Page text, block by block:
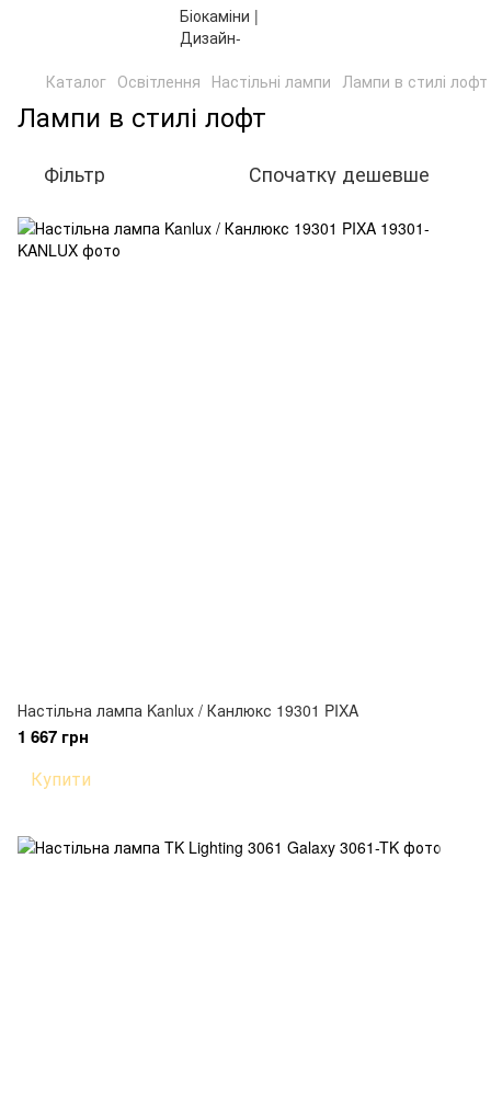
Каталог Освітлення Настільні лампи Лампи в стилі лофт
Лампи в стилі лофт
Фільтр Спочатку дешевше
Настільна лампа Kanlux / Канлюкс 19301 PIXA
1 667 грн
Купити